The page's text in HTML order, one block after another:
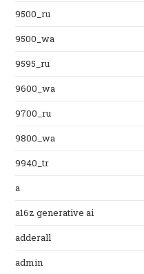
9500_ru
9500_wa
9595_ru
9600_wa
9700_ru
9800_wa
9940_tr
a
a16z generative ai
adderall
admin